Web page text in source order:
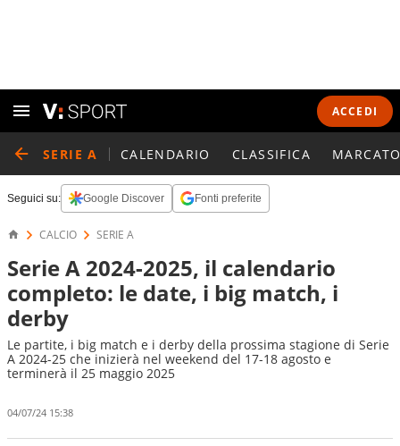
ACCEDI
SERIE A CALENDARIO CLASSIFICA
Seguici su: Google Discover Fonti preferite
CALCIO SERIE A
Serie A 2024-2025, il calendario
completo: le date, i big match, i
derby
Le partite, i big match e i derby della prossima stagione di Serie
A 2024-25 che inizierà nel weekend del 17-18 agosto e
terminerà il 25 maggio 2025
04/07/24 15:38